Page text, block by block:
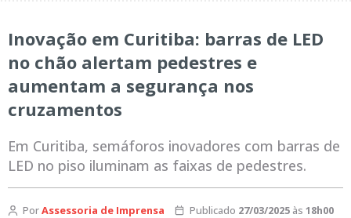
Inovação em Curitiba: barras de LED
no chão alertam pedestres e
aumentam a segurança nos
cruzamentos
Em Curitiba, semáforos inovadores com barras de
LED no piso iluminam as faixas de pedestres.
PorAssessoria de Imprensa Publicado 27/03/2025às 18h00